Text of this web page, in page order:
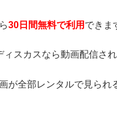
30日間無料で利用 できま
ィスカスなら動画配信さ
が全部レンタルで見られ